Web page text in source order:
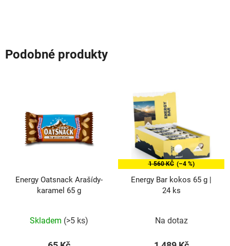
Podobné produkty
Energy Oatsnack Arašídy-
karamel 65 g
produktu
Skladem (>5 ks)
1 560 KČ (–4 %)
Energy Bar kokos 65 g |
24 ks
produktu
z
Na dotaz